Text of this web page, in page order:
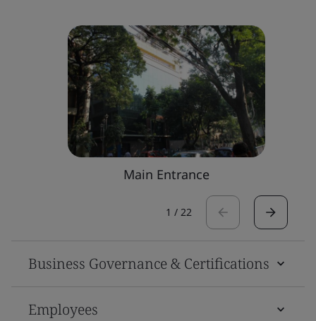
Main Entrance
1 / 22
Business Governance & Certifications
Employees